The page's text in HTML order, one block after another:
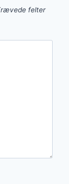
felter